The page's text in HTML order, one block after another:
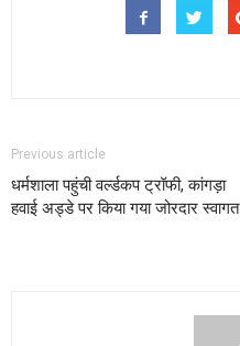
Previous article
धर्मशाला पहुंची वर्ल्डकप ट्रॉफी, कांगड़ा
हवाई अड्डे पर किया गया जोरदार स्वागत